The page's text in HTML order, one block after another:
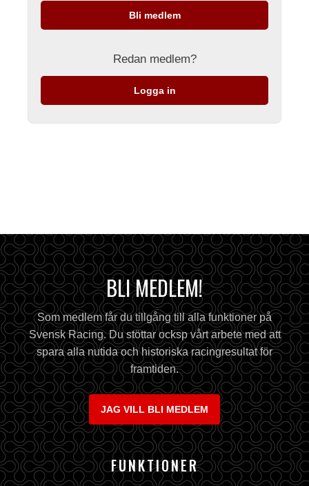
Bli medlem
Redan medlem?
Logga in
BLI MEDLEM!
Som medlem får du tillgång till alla funktioner på
Svensk Racing. Du stöttar ocksp vårt arbete med att
spara alla nutida och historiska racingresultat för
framtiden.
JAG VILL BLI MEDLEM
FUNKTIONER